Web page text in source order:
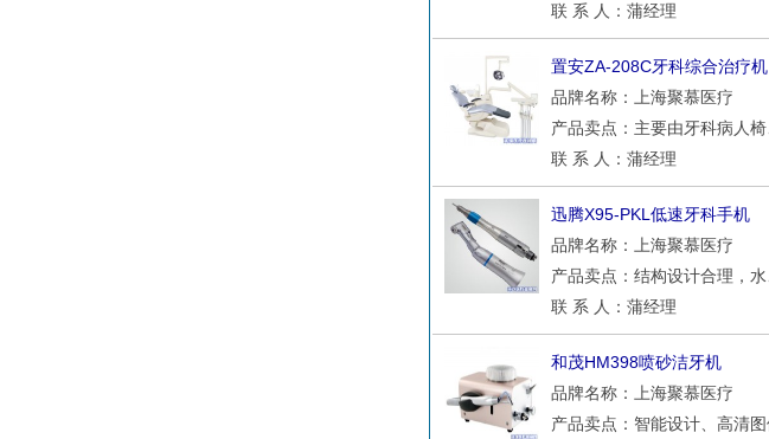
联 系 人：蒲经理
置安ZA-208C牙科综合治疗机
品牌名称：上海聚慕医疗
联 系 人：蒲经理
迅腾X95-PKL低速牙科手机
品牌名称：上海聚慕医疗
联 系 人：蒲经理
和茂HM398喷砂洁牙机
品牌名称：上海聚慕医疗